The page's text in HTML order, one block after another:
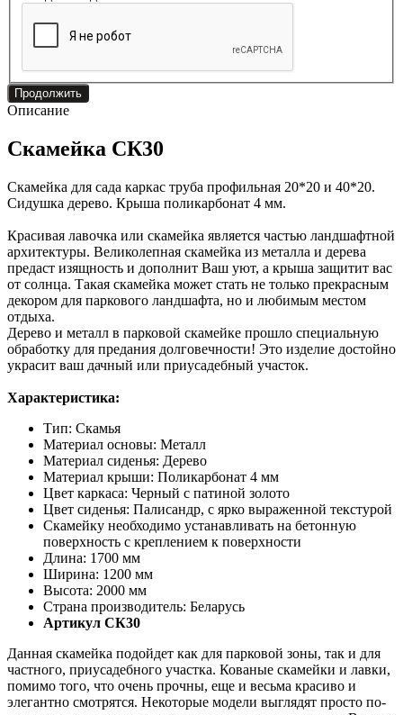
Продолжить
Описание
Скамейка СК30
Скамейка для сада каркас труба профильная 20*20 и 40*20.
Сидушка дерево. Крыша поликарбонат 4 мм.
Красивая лавочка или скамейка является частью ландшафтной
архитектуры. Великолепная скамейка из металла и дерева
предаст изящность и дополнит Ваш уют, а крыша защитит вас
от солнца. Такая скамейка может стать не только прекрасным
декором для паркового ландшафта, но и любимым местом
отдыха.
Дерево и металл в парковой скамейке прошло специальную
обработку для предания долговечности! Это изделие достойно
украсит ваш дачный или приусадебный участок.
Характеристика:
Тип: Скамья
Материал основы: Металл
Материал сиденья: Дерево
Материал крыши: Поликарбонат 4 мм
Цвет каркаса: Черный с патиной золото
Цвет сиденья: Палисандр, с ярко выраженной текстурой
Скамейку необходимо устанавливать на бетонную
поверхность с креплением к поверхности
Длина: 1700 мм
Ширина: 1200 мм
Высота: 2000 мм
Страна производитель: Беларусь
Артикул СК30
Данная скамейка подойдет как для парковой зоны, так и для
частного, приусадебного участка. Кованые скамейки и лавки,
помимо того, что очень прочны, еще и весьма красиво и
элегантно смотрятся. Некоторые модели выглядят просто по-